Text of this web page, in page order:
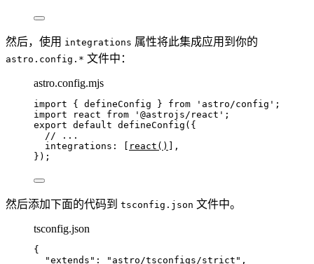
然后，使用 integrations 属性将此集成应用到你的
astro.config.* 文件中：
astro.config.mjs
import { defineConfig } from ' astro/config ' ;
import react from ' @astrojs/react ' ;
export default defineConfig ({
// ...
integrations: [ react () ],
});
然后添加下面的代码到 tsconfig.json 文件中。
tsconfig.json
{
"extends" : " astro/tsconfigs/strict " ,